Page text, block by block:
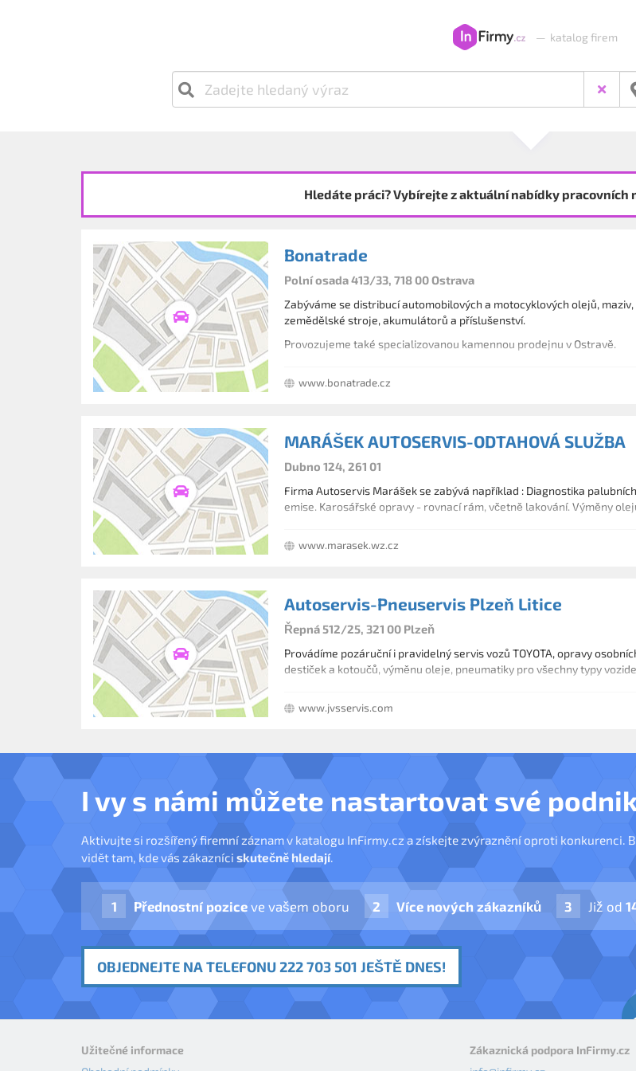
— katalog firem
Hledáte práci? Vybírejte z aktuální nabídky pracovních
Bonatrade
Polní osada 413/33, 718 00 Ostrava
Zabýváme se distribucí automobilových a motocyklových olejů,
zemědělské stroje, akumulátorů a příslušenství.
Provozujeme také specializovanou kamennou prodejnu v Ostravě.
www.bonatrade.cz
MARÁŠEK AUTOSERVIS-ODTAHOVÁ SLUŽBA
Dubno 124, 261 01
Firma Autoservis Marášek se zabývá například : Diagnostika
emise. Karosářské opravy - rovnací rám, včetně lakování. Výměny
www.marasek.wz.cz
Autoservis-Pneuservis Plzeň Litice
Řepná 512/25, 321 00 Plzeň
Provádíme pozáruční i pravidelný servis vozů TOYOTA, opravy
destiček a kotoučů, výměnu oleje, pneumatiky pro všechny typy
www.jvsservis.com
I vy s námi můžete nastartovat své
Aktivujte si rozšířený firemní záznam v katalogu InFirmy.cz a získejte zvýraznění oproti konkurenci.
vidět tam, kde vás zákazníci skutečně hledají.
Přednostní pozice ve vašem oboru Více nových zákazníků Již od
OBJEDNEJTE NA TELEFONU 222 703 501 JEŠTĚ DNES!
Užitečné informace
Zákaznická podpora InFirmy.cz